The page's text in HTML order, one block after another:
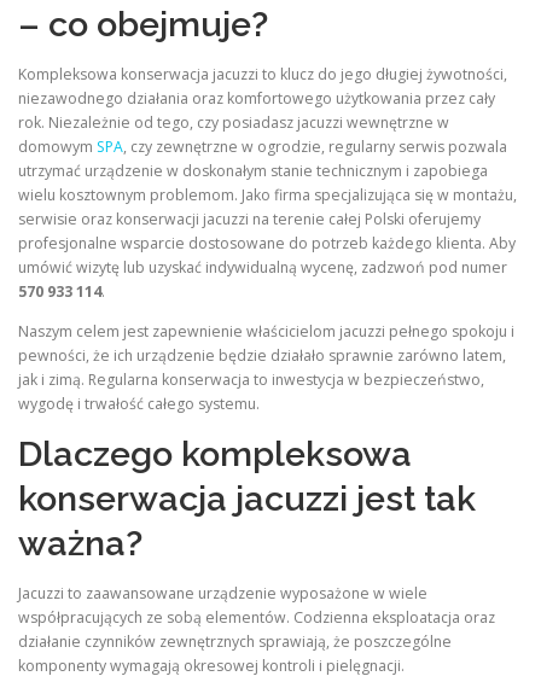
– co obejmuje?
Kompleksowa konserwacja jacuzzi to klucz do jego długiej żywotności,
niezawodnego działania oraz komfortowego użytkowania przez cały
rok. Niezależnie od tego, czy posiadasz jacuzzi wewnętrzne w
domowym SPA, czy zewnętrzne w ogrodzie, regularny serwis pozwala
utrzymać urządzenie w doskonałym stanie technicznym i zapobiega
wielu kosztownym problemom. Jako firma specjalizująca się w montażu,
serwisie oraz konserwacji jacuzzi na terenie całej Polski oferujemy
profesjonalne wsparcie dostosowane do potrzeb każdego klienta. Aby
umówić wizytę lub uzyskać indywidualną wycenę, zadzwoń pod numer
570 933 114.
Naszym celem jest zapewnienie właścicielom jacuzzi pełnego spokoju i
pewności, że ich urządzenie będzie działało sprawnie zarówno latem,
jak i zimą. Regularna konserwacja to inwestycja w bezpieczeństwo,
wygodę i trwałość całego systemu.
Dlaczego kompleksowa
konserwacja jacuzzi jest tak
ważna?
Jacuzzi to zaawansowane urządzenie wyposażone w wiele
współpracujących ze sobą elementów. Codzienna eksploatacja oraz
działanie czynników zewnętrznych sprawiają, że poszczególne
komponenty wymagają okresowej kontroli i pielęgnacji.